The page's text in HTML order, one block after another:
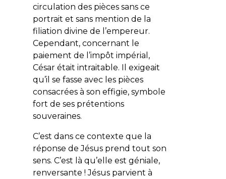
circulation des pièces sans ce
portrait et sans mention de la
filiation divine de l’empereur.
Cependant, concernant le
paiement de l’impôt impérial,
César était intraitable. Il exigeait
qu’il se fasse avec les pièces
consacrées à son effigie, symbole
fort de ses prétentions
souveraines.
C’est dans ce contexte que la
réponse de Jésus prend tout son
sens. C’est là qu’elle est géniale,
renversante ! Jésus parvient à